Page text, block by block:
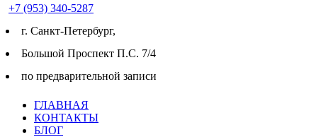
+7 (953) 340-5287
г. Cанкт-Петербург,
Большой Проспект П.С. 7/4
по предварительной записи
ГЛАВНАЯ
КОНТАКТЫ
БЛОГ